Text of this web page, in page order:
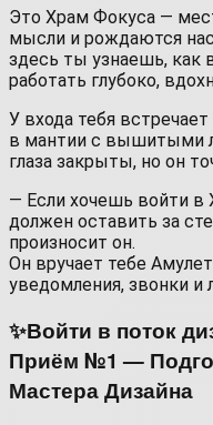
Это Храм Фокуса —
мысли и рождаются
здесь ты узнаешь, как
работать глубоко,
У входа тебя
в мантии с вышитыми
глаза закрыты, но он
— Если хочешь войти в
должен оставить за
произносит он.
Он вручает тебе
уведомления, звонки
✨Войти в поток
Приём №1 —
Мастера Дизайна